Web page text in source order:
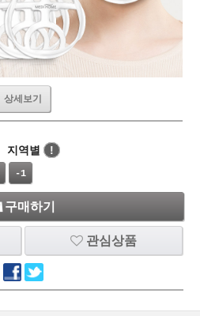
상세보기
지역별
!
-1
구매하기
관심상품